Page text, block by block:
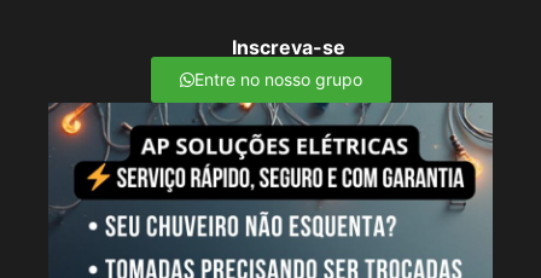
Inscreva-se
Entre no nosso grupo